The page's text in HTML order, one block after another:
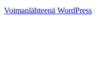
Voimanlähteenä WordPress